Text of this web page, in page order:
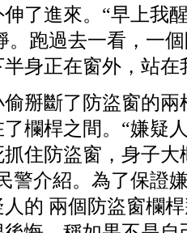
了進來。“早上我
。跑過去一看，一
身正在窗外，站
掰斷了防盜窗的
欄桿之間。“嫌疑
住防盜窗，身子
警介紹。為了保證
的 兩個防盜窗欄